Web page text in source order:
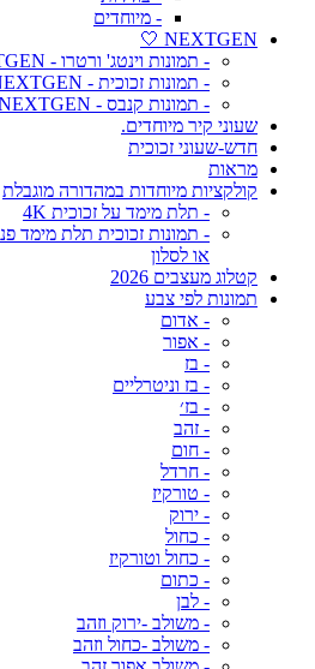
- מיוחדים
NEXTGEN 🤍
- תמונות וינטג' ורטרו - NEXTGEN
- תמונות זכוכית - NEXTGEN
- תמונות קנבס - NEXTGEN
שעוני קיר מיוחדים.
חדש-שעוני זכוכית
מראות
קולקציות מיוחדות במהדורה מוגבלת
- תלת מימד על זכוכית 4K
- תמונות זכוכית תלת מימד
או לסלון
קטלוג מעצבים 2026
תמונות לפי צבע
- אדום
- אפור
- בז
- בז וניטרליים
- בז׳
- זהב
- חום
- חרדל
- טורקיז
- ירוק
- כחול
- כחול וטורקיז
- כתום
- לבן
- משולב -ירוק וזהב
- משולב -כחול וזהב